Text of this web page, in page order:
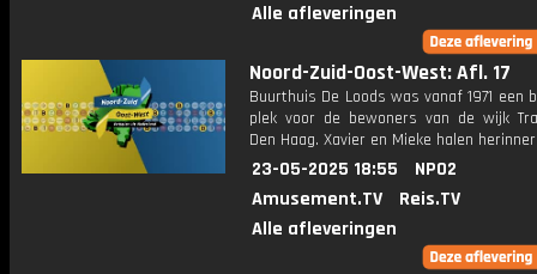
Alle afleveringen
Noord-Zuid-Oost-West: Afl. 17
Buurthuis De Loods was vanaf 1971 een
plek voor de bewoners van de wijk
Den Haag. Xavier en Mieke halen
23-05-2025 18:55
NPO2
Amusement.TV
Reis.TV
Alle afleveringen